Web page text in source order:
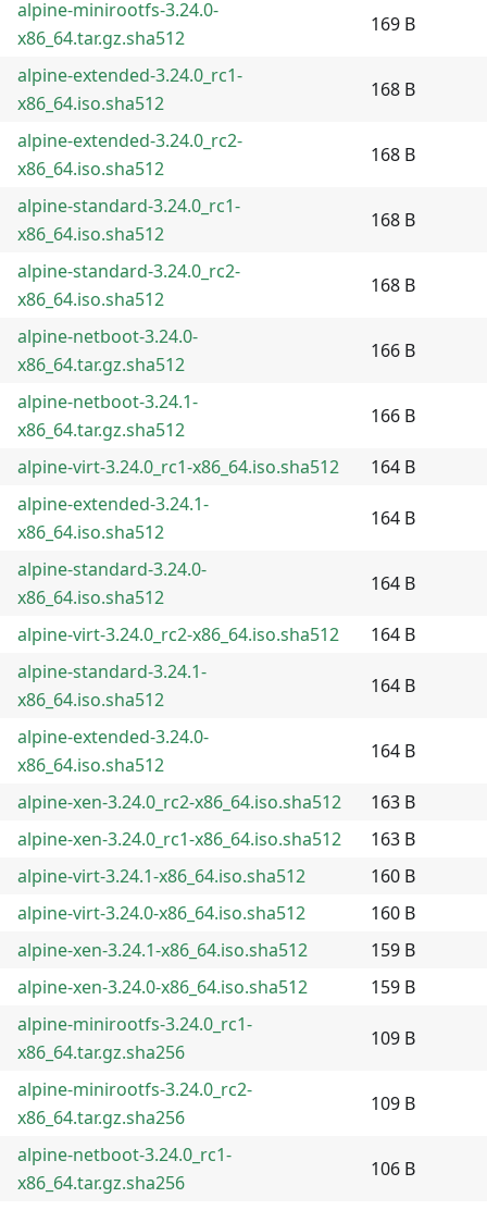
alpine-minirootfs-3.24.0-
x86_64.tar.gz.sha512
169 B
alpine-extended-3.24.0_rc1-
x86_64.iso.sha512
168 B
alpine-extended-3.24.0_rc2-
x86_64.iso.sha512
168 B
alpine-standard-3.24.0_rc1-
x86_64.iso.sha512
168 B
alpine-standard-3.24.0_rc2-
x86_64.iso.sha512
168 B
alpine-netboot-3.24.0-
x86_64.tar.gz.sha512
166 B
alpine-netboot-3.24.1-
x86_64.tar.gz.sha512
166 B
alpine-virt-3.24.0_rc1-x86_64.iso.sha512
164 B
alpine-extended-3.24.1-
x86_64.iso.sha512
164 B
alpine-standard-3.24.0-
x86_64.iso.sha512
164 B
alpine-virt-3.24.0_rc2-x86_64.iso.sha512
164 B
alpine-standard-3.24.1-
x86_64.iso.sha512
164 B
alpine-extended-3.24.0-
x86_64.iso.sha512
164 B
alpine-xen-3.24.0_rc2-x86_64.iso.sha512
163 B
alpine-xen-3.24.0_rc1-x86_64.iso.sha512
163 B
alpine-virt-3.24.1-x86_64.iso.sha512
160 B
alpine-virt-3.24.0-x86_64.iso.sha512
160 B
alpine-xen-3.24.1-x86_64.iso.sha512
159 B
alpine-xen-3.24.0-x86_64.iso.sha512
159 B
alpine-minirootfs-3.24.0_rc1-
x86_64.tar.gz.sha256
109 B
alpine-minirootfs-3.24.0_rc2-
x86_64.tar.gz.sha256
109 B
alpine-netboot-3.24.0_rc1-
x86_64.tar.gz.sha256
106 B